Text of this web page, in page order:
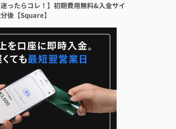
迷ったらコレ！】初期費用無料&入金サイ
後【Square】